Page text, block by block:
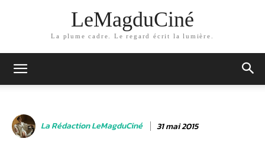
LeMagduCiné
La plume cadre. Le regard écrit la lumière.
La Rédaction LeMagduCiné 31 mai 2015